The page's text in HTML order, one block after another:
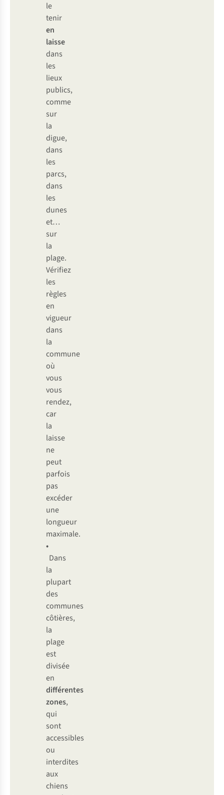
le
tenir
en
laisse
dans
les
lieux
publics,
comme
sur
la
digue,
dans
les
parcs,
dans
les
dunes
et…
sur
la
plage.
Vérifiez
les
règles
en
vigueur
dans
la
commune
où
vous
vous
rendez,
car
la
laisse
ne
peut
parfois
pas
excéder
une
longueur
maximale.
•
Dans
la
plupart
des
communes
côtières,
la
plage
est
divisée
en
différentes
zones,
qui
sont
accessibles
ou
interdites
aux
chiens